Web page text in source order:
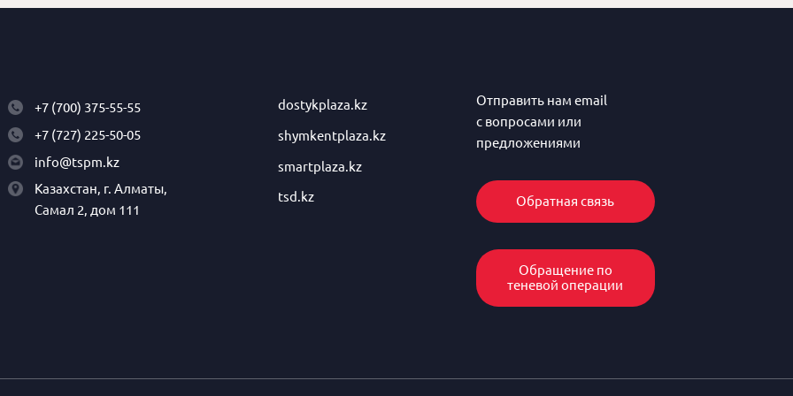
+7 (700) 375-55-55
+7 (727) 225-50-05
info@tspm.kz
Казахстан, г. Алматы,
Самал 2, дом 111
dostykplaza.kz
shymkentplaza.kz
smartplaza.kz
tsd.kz
Отправить нам email
с вопросами или
предложениями
Обратная связь
Обращение по
теневой операции